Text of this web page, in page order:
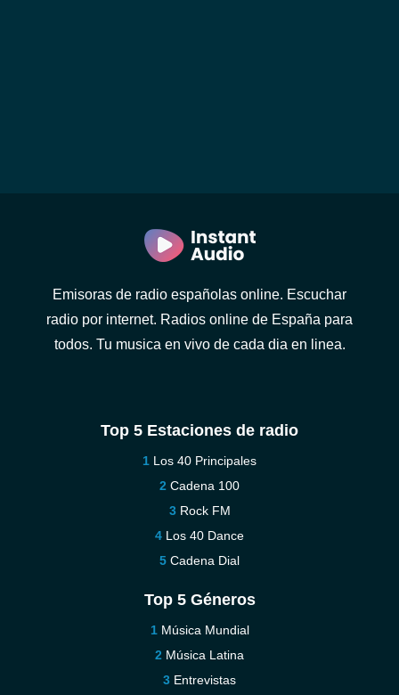
Emisoras de radio españolas online. Escuchar
radio por internet. Radios online de España para
todos. Tu musica en vivo de cada dia en linea.
Top 5 Estaciones de radio
Los 40 Principales
Cadena 100
Rock FM
Los 40 Dance
Cadena Dial
Top 5 Géneros
Música Mundial
Música Latina
Entrevistas